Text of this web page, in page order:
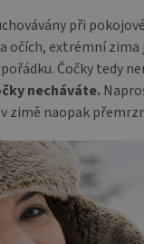
při
očích, extrémní
pořádku. Čočky
necháváte.
zimě naopak